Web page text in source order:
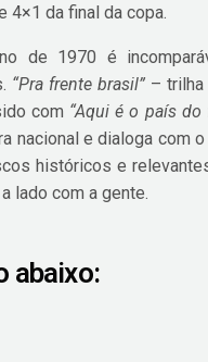
4×1 da final da copa.
de 1970 é
“Pra frente brasil” – trilha
com “Aqui é o país do
nacional e dialoga com
históricos e
lado com a gente.
abaixo: